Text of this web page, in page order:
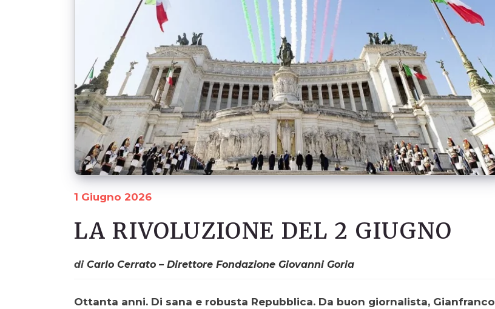
1 Giugno 2026
LA RIVOLUZIONE DEL 2 GIUGNO
diCarlo Cerrato – Direttore Fondazione Giovanni Goria
Ottanta anni. Di sana e robusta Repubblica. Da buon giornalista, Gianfranco